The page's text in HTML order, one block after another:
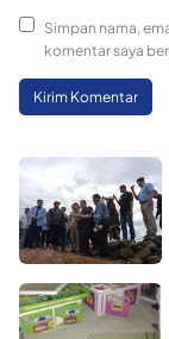
Simpan nama,
komentar saya